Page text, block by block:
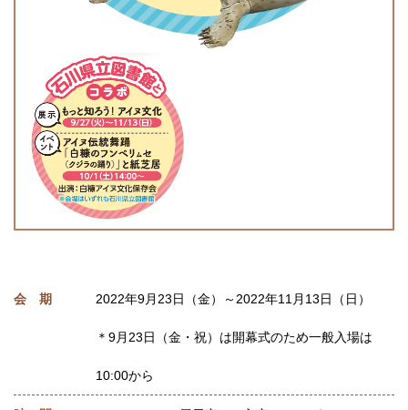
会 期 2022年9月23日（金）～2022年11月13日（日）
＊9月23日（金・祝）は開幕式のため一般入場は
10:00から